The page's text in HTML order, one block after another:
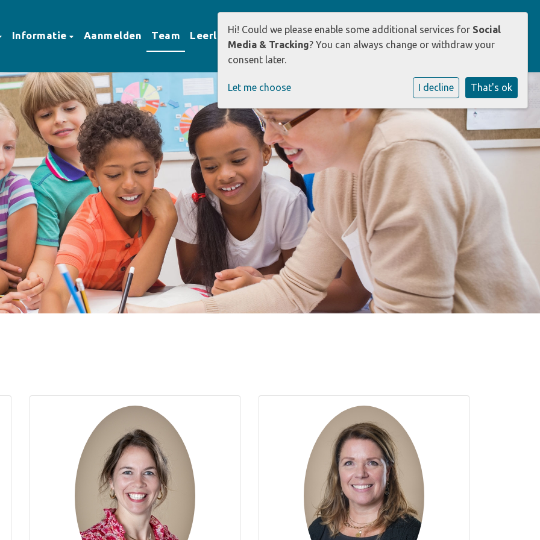
Informatie Aanmelden Team Leerlingen Ouders Opvang Werken bij
Hi! Could we please enable some additional services for Social
Media & Tracking? You can always change or withdraw your
consent later.
Let me choose I decline That's ok